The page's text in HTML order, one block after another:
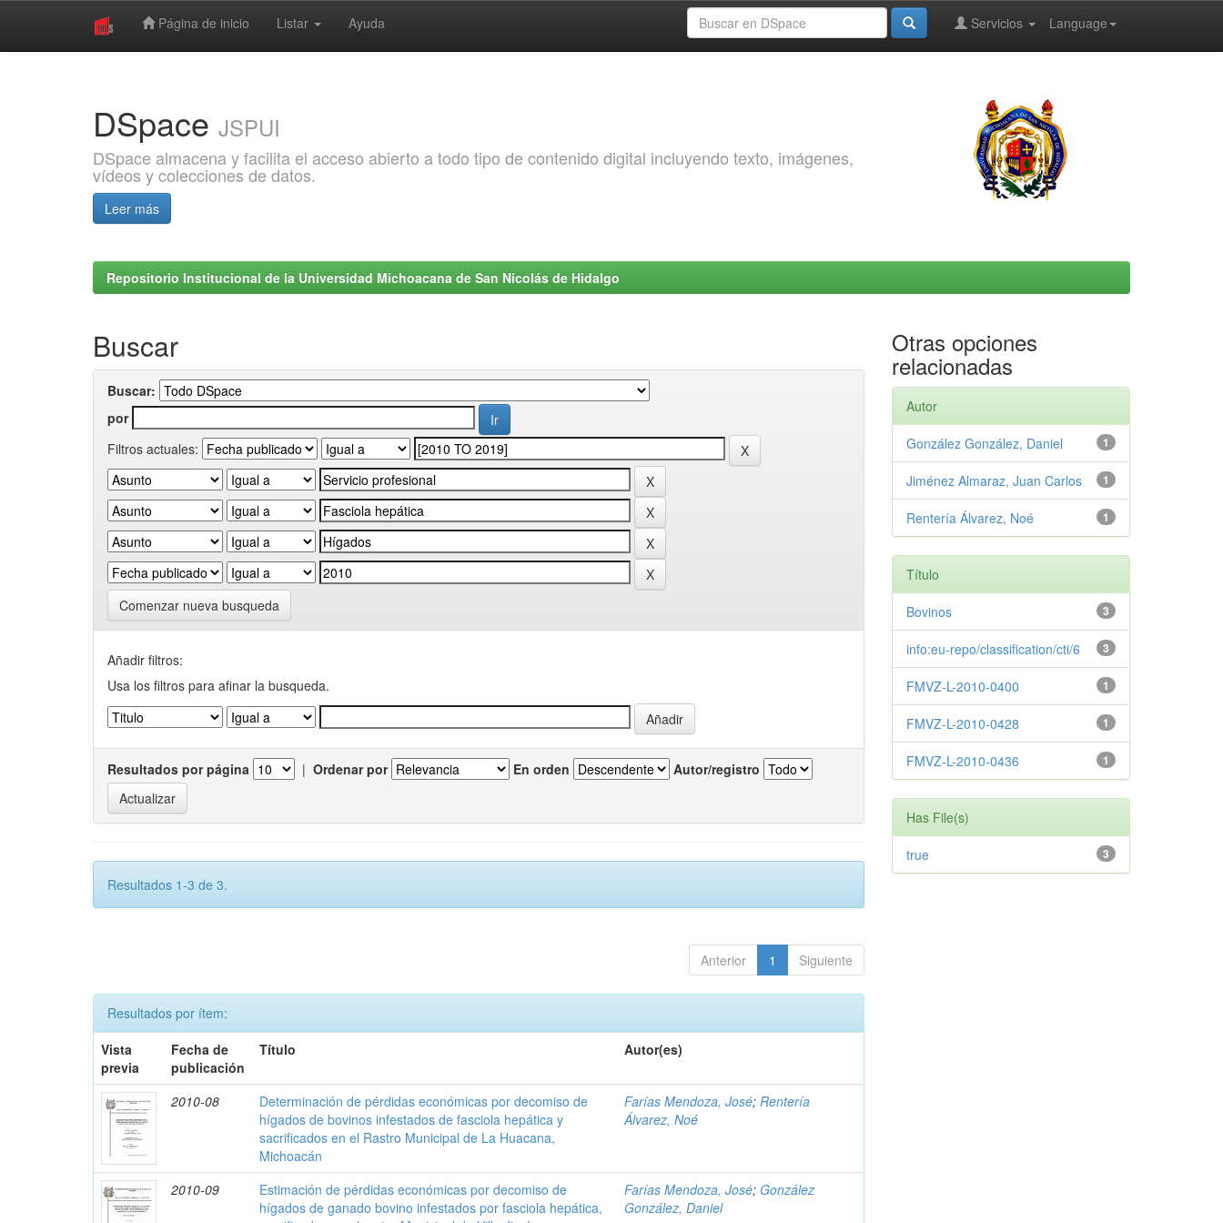
Página de inicio Listar Ayuda Language
Servicios
DSpace JSPUI
DSpace almacena y facilita el acceso abierto a todo tipo de contenido digital incluyendo texto, imágenes,
vídeos y colecciones de datos.
Leer más
Repositorio Institucional de la Universidad Michoacana de San Nicolás de Hidalgo
Buscar
Buscar:
por
Filtros actuales:
Comenzar nueva busqueda
Añadir filtros:
Usa los filtros para afinar la busqueda.
Resultados por página | Ordenar por En orden Autor/registro
Resultados 1-3 de 3.
Anterior 1 Siguiente
Resultados por ítem:
Vista
previa
Fecha de
publicación
Título Autor(es)
2010-08
Determinación de pérdidas económicas por decomiso de
hígados de bovinos infestados de fasciola hepática y
sacrificados en el Rastro Municipal de La Huacana,
Michoacán
Farías Mendoza, José;Rentería
Álvarez, Noé
2010-09
Estimación de pérdidas económicas por decomiso de
hígados de ganado bovino infestados por fasciola hepática,
Farías Mendoza, José; González
González, Daniel
Otras opciones
relacionadas
Autor
1
González González, Daniel
1
Jiménez Almaraz, Juan Carlos
1
Rentería Álvarez, Noé
Título
3
Bovinos
3
info:eu-repo/classification/cti/6
1
FMVZ-L-2010-0400
1
FMVZ-L-2010-0428
1
FMVZ-L-2010-0436
Has File(s)
3
true